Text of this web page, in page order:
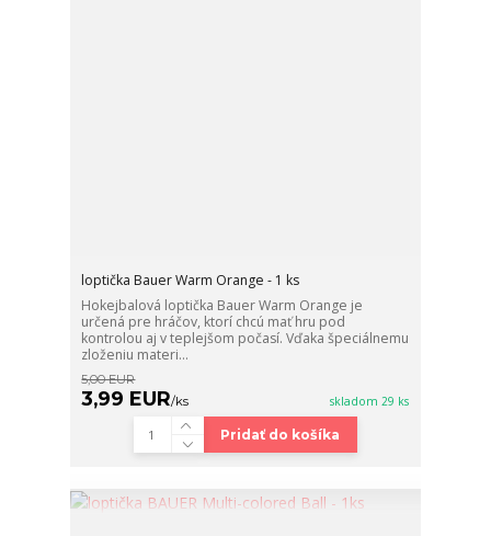
loptička Bauer Warm Orange - 1 ks
Hokejbalová loptička Bauer Warm Orange je
určená pre hráčov, ktorí chcú mať hru pod
kontrolou aj v teplejšom počasí. Vďaka špeciálnemu
zloženiu materi...
5,00 EUR
3,99 EUR/ks skladom 29 ks
Pridať do košíka